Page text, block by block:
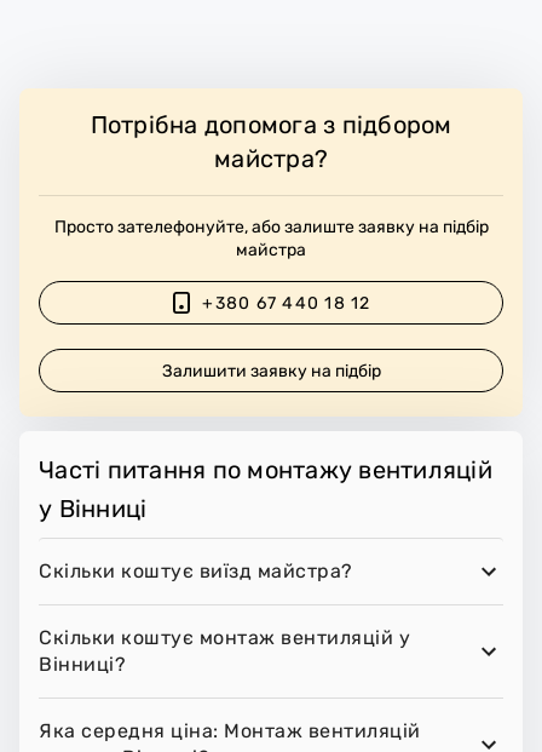
Потрібна допомога з підбором
майстра?
Просто зателефонуйте, або залиште заявку на підбір
майстра
+380 67 440 18 12
Залишити заявку на підбір
Часті питання по монтажу вентиляцій
у Вінниці
Скільки коштує виїзд майстра?
Скільки коштує монтаж вентиляцій у
Вінниці?
Яка середня ціна: Монтаж вентиляцій